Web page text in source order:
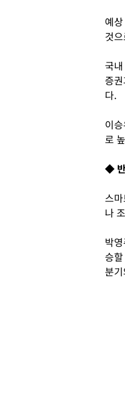
예
것
국
증
다.
이
로
◆ 반
스
나
박
승
분